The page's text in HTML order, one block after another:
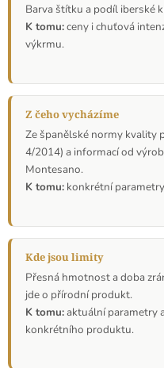
Barva štítku a podíl iberské
K tomu:ceny i chuťová
výkrmu.
Z čeho vycházíme
Ze španělské normy kvality
4/2014) a informací od
Montesano.
K tomu: konkrétní
Kde jsou limity
Přesná hmotnost a doba
jde o přírodní produkt.
K tomu:aktuální parametry
konkrétního produktu.